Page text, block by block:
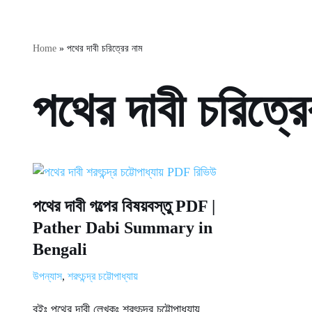
Home » পথের দাবী চরিত্রের নাম
পথের দাবী
পথের দাবী গল্পের বিষয়বস্তু PDF |
Pather Dabi Summary in
Bengali
উপন্যাস, শরৎচন্দ্র চট্টোপাধ্যায়
বইঃ পথের দাবী লেখকঃ শরৎচন্দ্র চট্টোপাধ্যায়